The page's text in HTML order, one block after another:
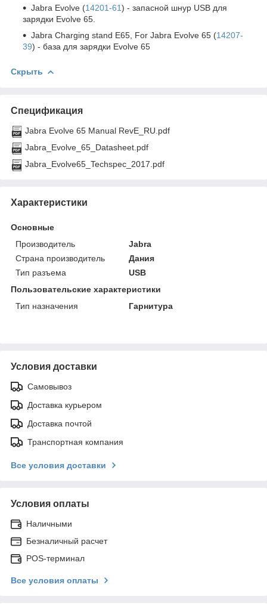
Jabra Evolve (14201-61) - запасной шнур USB для
зарядки Evolve 65.
Jabra Charging stand E65, For Jabra Evolve 65 (14207-
39) - база для зарядки Evolve 65
Скрыть
Спецификация
Jabra Evolve 65 Manual RevE_RU.pdf
Jabra_Evolve_65_Datasheet.pdf
Jabra_Evolve65_Techspec_2017.pdf
Характеристики
Основные
Производитель
Jabra
Страна производитель
Дания
Тип разъема
USB
Пользовательские характеристики
Тип назначения
Гарнитура
Условия доставки
Самовывоз
Доставка курьером
Доставка почтой
Транспортная компания
Все условия доставки
Условия оплаты
Наличными
Безналичный расчет
POS-терминал
Все условия оплаты